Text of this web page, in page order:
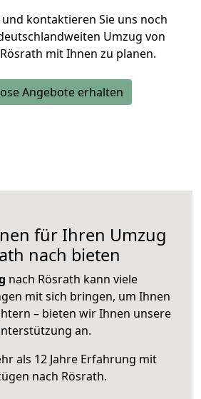
und kontaktieren Sie uns noch
Umzug von
mit Ihnen zu planen.
Angebote erhalten
für Ihren Umzug
nach bieten
nach Rösrath kann viele
mit sich bringen, um Ihnen
– bieten wir Ihnen unsere
an.
als 12 Jahre Erfahrung mit
nach Rösrath.